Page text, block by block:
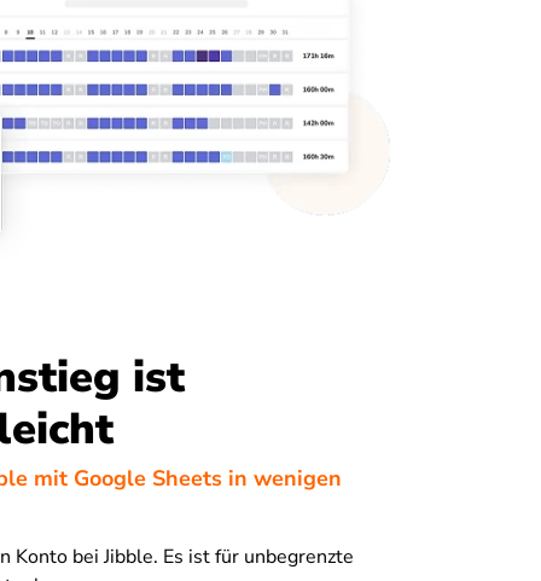
ist
mit Google Sheets in wenigen
Konto bei Jibble. Es ist für unbegrenzte